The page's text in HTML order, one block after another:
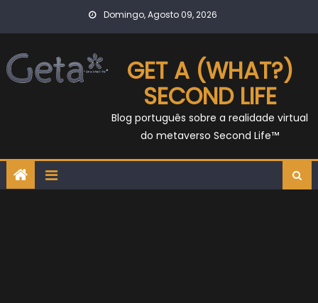
Domingo, Agosto 09, 2026
GET A (WHAT?)
SECOND LIFE
Blog português sobre a realidade virtual
do metaverso Second Life™